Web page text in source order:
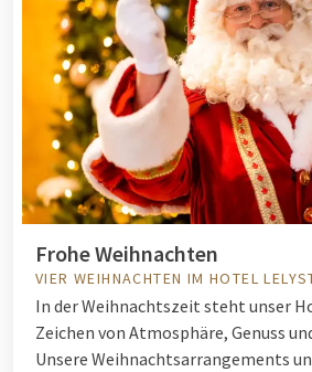
Frohe Weihnachten
VIER WEIHNACHTEN IM HOTEL
In der Weihnachtszeit steht unser
Zeichen von Atmosphäre, Genuss
Unsere Weihnachtsarrangements